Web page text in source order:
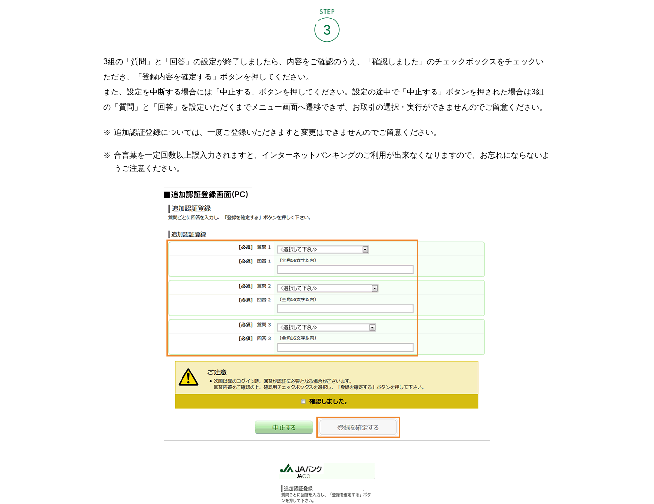
3
3組の「質問」と「回答」の設定が終了しましたら、内容をご確認のうえ、「確認しました」のチェックボックスをチェックい
ただき、「登録内容を確定する」ボタンを押してください。
また、設定を中断する場合には「中止する」ボタンを押してください。設定の途中で「中止する」ボタンを押された場合は3組
の「質問」と「回答」を設定いただくまでメニュー画面へ遷移できず、お取引の選択・実行ができませんのでご留意ください。
追加認証登録については、一度ご登録いただきますと変更はできませんのでご留意ください。
合言葉を一定回数以上誤入力されますと、インターネットバンキングのご利用が出来なくなりますので、お忘れにならないよ
うご注意ください。